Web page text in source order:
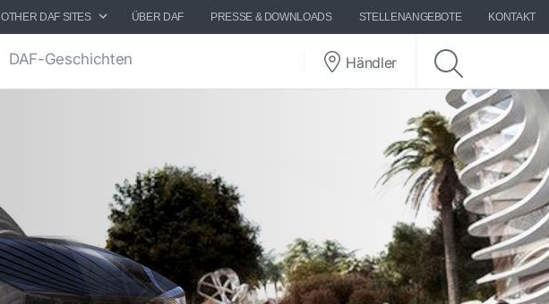
OTHER DAF SITES ÜBER DAF PRESSE & DOWNLOADS STELLENANGEBOTE KONTAKT
DAF-Geschichten Händler